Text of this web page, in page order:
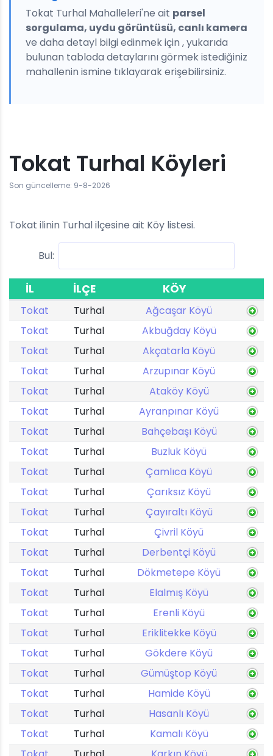
Tokat Turhal Mahalleleri'ne ait parsel
sorgulama, uydu görüntüsü, canlı kamera
ve daha detayl bilgi edinmek için , yukarıda
bulunan tabloda detaylarını görmek istediğiniz
mahallenin ismine tıklayarak erişebilirsiniz.
Tokat Turhal Köyleri
Son güncelleme: 9-8-2026
Tokat ilinin Turhal ilçesine ait Köy listesi.
Bul:
İL İLÇE KÖY
Tokat Turhal
Ağcaşar Köyü
Tokat
Turhal
Akbuğday Köyü
Tokat
Turhal
Akçatarla Köyü
Tokat
Turhal
Arzupınar Köyü
Tokat
Turhal
Ataköy Köyü
Tokat
Turhal
Ayranpınar Köyü
Tokat
Turhal
Bahçebaşı Köyü
Tokat
Turhal
Buzluk Köyü
Tokat
Turhal
Çamlıca Köyü
Tokat
Turhal
Çarıksız Köyü
Tokat
Turhal
Çayıraltı Köyü
Tokat
Turhal
Çivril Köyü
Tokat
Turhal
Derbentçi Köyü
Tokat
Turhal
Dökmetepe Köyü
Tokat
Turhal
Elalmış Köyü
Tokat
Turhal
Erenli Köyü
Tokat
Turhal
Eriklitekke Köyü
Tokat
Turhal
Gökdere Köyü
Tokat
Turhal
Gümüştop Köyü
Tokat
Turhal
Hamide Köyü
Tokat
Turhal
Hasanlı Köyü
Tokat
Turhal
Kamalı Köyü